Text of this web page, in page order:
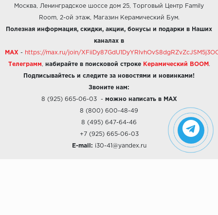
Москва, Ленинградское шоссе дом 25, Торговый Центр Family
Room, 2-ой этаж, Магазин Керамический Бум.
Полезная информация, скидки, акции, бонусы и подарки в Наших
каналах в
MAX - https://max.ru/join/
Телеграмм набирайте в поисковой строке Керамический BOOM .
Подписывайтесь и следите за новостями и новинками!
Звоните нам:
8 (925) 665-06-03- можно написать в MAX
8 (800) 600-48-49
8 (495) 647-64-46
+7 (925) 665-06-03
E-mail: i30-41@yandex.ru